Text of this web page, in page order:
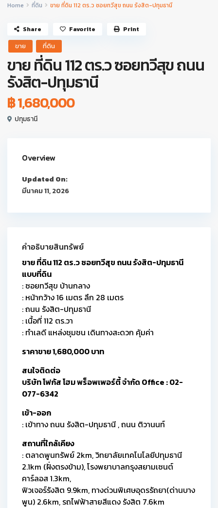
Home ที่ดิน ขาย ที่ดิน 112 ตร.ว ซอยทวีสุข ถนน รังสิต-ปทุมธานี
ขาย ที่ดิน
ขาย ที่ดิน 112 ตร.ว ซอยทวีสุข ถนน
รังสิต-ปทุมธานี
฿ 1,680,000
ปทุมธานี
Share Favorite Print
Overview
Updated On:
มีนาคม 11, 2026
คำอธิบายสินทรัพย์
ขาย ที่ดิน 112 ตร.ว ซอยทวีสุข ถนน รังสิต-ปทุมธานี
แบบที่ดิน
: ซอยทวีสุข บ้านกลาง
: หน้ากว้าง 16 เมตร ลึก 28 เมตร
: ถนน รังสิต-ปทุมธานี
: เนื้อที่ 112 ตร.วา
: ทำเลดี แหล่งชุมชน เดินทางสะดวก คุ้มค่า
ราคาขาย 1,680,000 บาท
สนใจติดต่อ
บริษัท โฟกัส โฮม พร็อพเพอร์ตี้ จำกัด Office : 02-
077-6342
เข้า-ออก
: เข้าทาง ถนน รังสิต-ปทุมธานี , ถนน ติวานนท์
สถานที่ใกล้เคียง
: ตลาดพูนทรัพย์ 2km, วิทยาลัยเทคโนโลยีปทุมธานี
2.1km (ฝั่งตรงข้าม), โรงพยาบาลกรุงสยามเซนต์
คาร์ลอส 1.3km,
ฟิวเจอร์รังสิต 9.9km, ทางด่วนพิเศษอุดรรัถยา(ด่านบาง
พูน) 2.6km, รถไฟฟ้าสายสีแดง รังสิต 7.6km